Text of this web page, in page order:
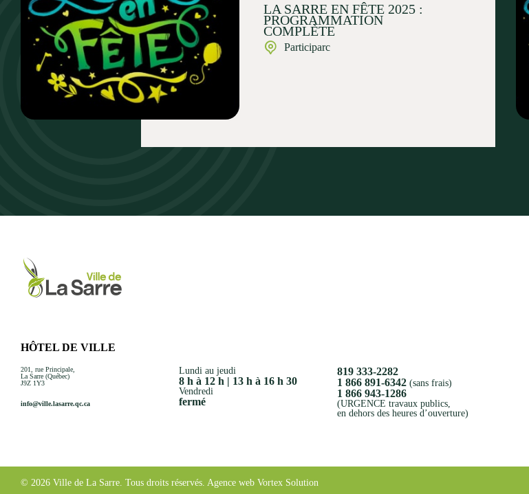
LA SARRE EN FÊTE 2025 :
PROGRAMMATION
COMPLÈTE
Participarc
HÔTEL DE VILLE
201, rue Principale,
La Sarre (Québec)
J9Z 1Y3
info@ville.lasarre.qc.ca
Lundi au jeudi
8 h à 12 h | 13 h à 16 h 30
Vendredi
fermé
819 333-2282
1 866 891-6342 (sans frais)
1 866 943-1286
(URGENCE travaux publics,
en dehors des heures d’ouverture)
© 2026 Ville de La Sarre. Tous droits réservés. Agence web Vortex Solution